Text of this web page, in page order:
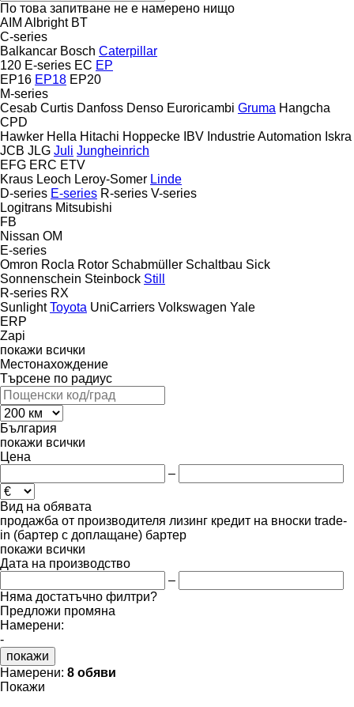
По това запитване не е намерено нищо
AIM Albright BT
C-series
Balkancar Bosch Caterpillar
120 E-series EC EP
EP16 EP18 EP20
M-series
Cesab Curtis Danfoss Denso Euroricambi Gruma Hangcha
CPD
Hawker Hella Hitachi Hoppecke IBV Industrie Automation Iskra
JCB JLG Juli Jungheinrich
EFG ERC ETV
Kraus Leoch Leroy-Somer Linde
D-series E-series R-series V-series
Logitrans Mitsubishi
FB
Nissan OM
E-series
Omron Rocla Rotor Schabmüller Schaltbau Sick
Sonnenschein Steinbock Still
R-series RX
Sunlight Toyota UniCarriers Volkswagen Yale
ERP
Zapi
покажи всички
Местонахождение
Търсене по радиус
България
покажи всички
Цена
–
Вид на обявата
продажба от производителя лизинг кредит на вноски trade-
in (бартер с доплащане) бартер
покажи всички
Дата на производство
–
Няма достатъчно филтри?
Предложи промяна
Намерени:
-
покажи
Намерени: 8 обяви
Покажи